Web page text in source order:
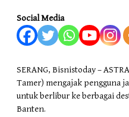
Social Media
SERANG, Bisnistoday –
Tamer) mengajak pengguna
untuk berlibur ke berbagai
Banten.